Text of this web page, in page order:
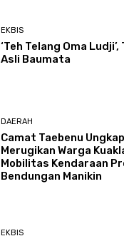
EKBIS
‘Teh Telang Oma
Asli Baumata
DAERAH
Camat Taebenu
Merugikan Warga
Mobilitas Kendaraan
Bendungan Manikin
EKBIS